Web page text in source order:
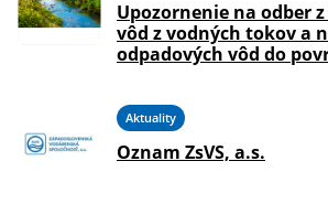
Upozornenie na odber
vôd z vodných tokov a
odpadových vôd do
Aktuality
Oznam ZsVS, a.s.